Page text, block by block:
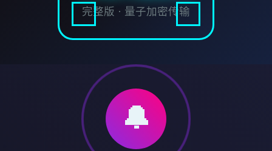
完整版 · 量子加密传输
🔔